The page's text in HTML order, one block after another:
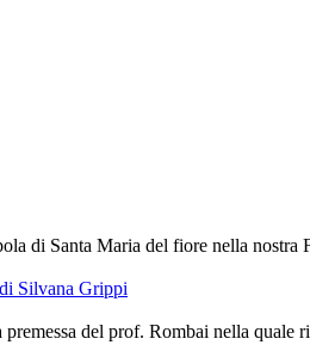
di Santa Maria del fiore nella
Silvana Grippi
del prof. Rombai nella